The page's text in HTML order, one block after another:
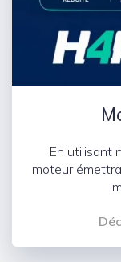
En utilisant
moteur